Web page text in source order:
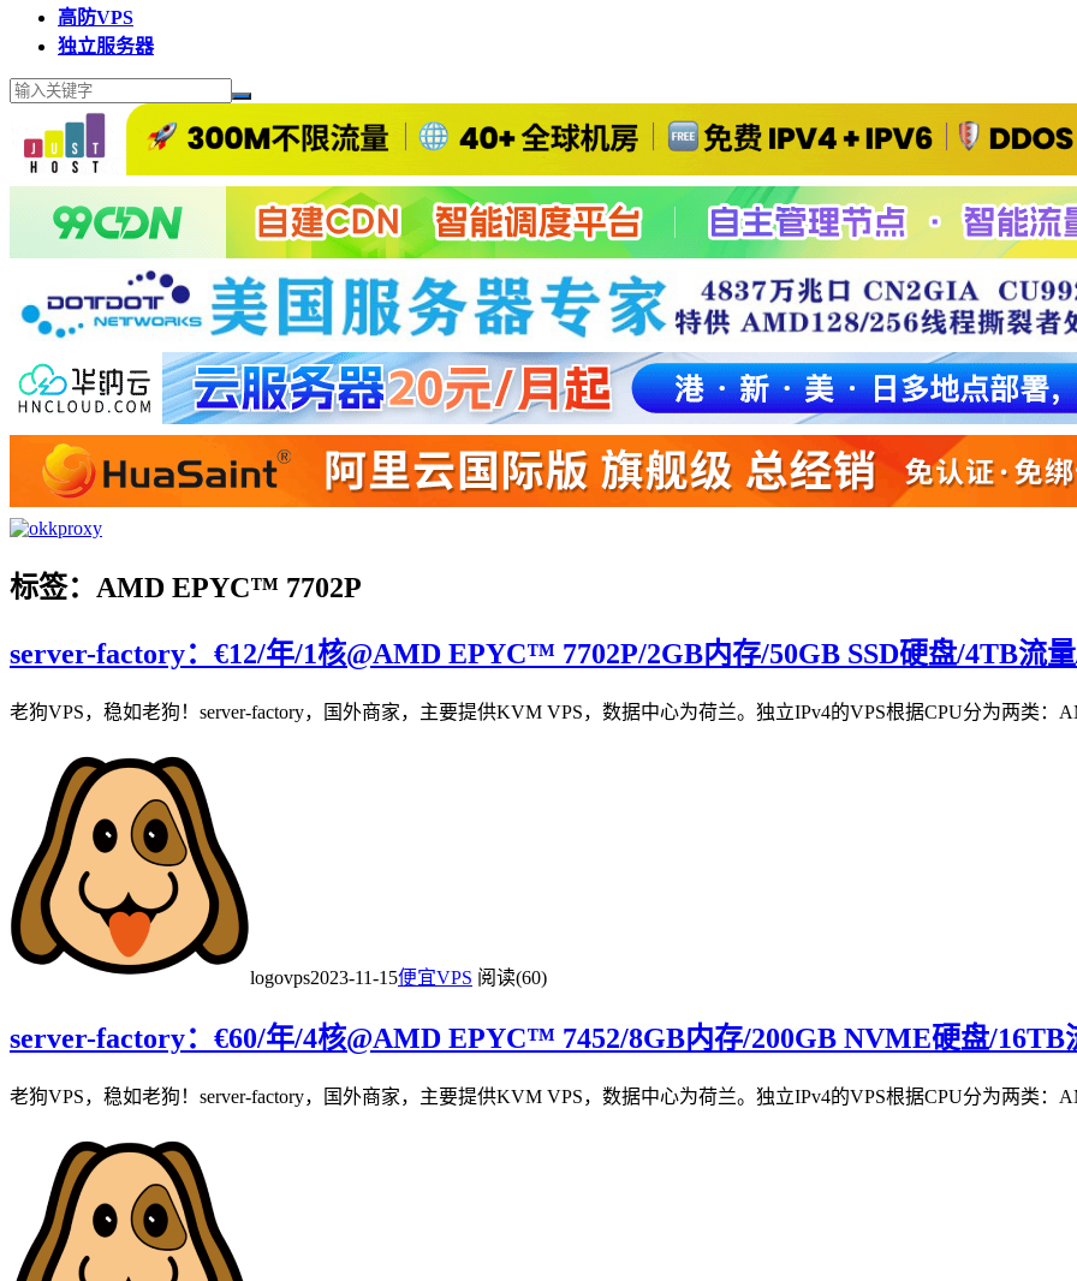
高防VPS
独立服务器
标签：AMD EPYC™ 7702P
server-factory：€12/年/1核@AMD EPYC™ 7702P/2GB内存/50GB SSD硬盘/4TB流
老狗VPS，稳如老狗！server-factory，国外商家，主要提供KVM VPS，数据中心为荷兰。独立IPv4的VPS根据CPU分为两类：
logovps2023-11-15便宜VPS 阅读(60)
server-factory：€60/年/4核@AMD EPYC™ 7452/8GB内存/200GB NVME硬盘/
老狗VPS，稳如老狗！server-factory，国外商家，主要提供KVM VPS，数据中心为荷兰。独立IPv4的VPS根据CPU分为两类：